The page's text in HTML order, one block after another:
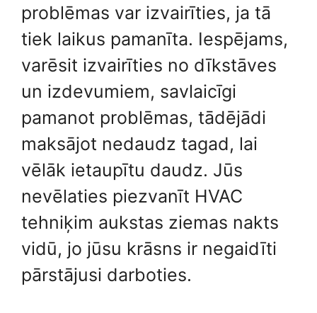
problēmas var izvairīties, ja tā
tiek laikus pamanīta. Iespējams,
varēsit izvairīties no dīkstāves
un izdevumiem, savlaicīgi
pamanot problēmas, tādējādi
maksājot nedaudz tagad, lai
vēlāk ietaupītu daudz. Jūs
nevēlaties piezvanīt HVAC
tehniķim aukstas ziemas nakts
vidū, jo jūsu krāsns ir negaidīti
pārstājusi darboties.